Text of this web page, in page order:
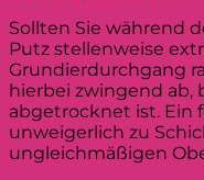
Sollten Sie während
Putz stellenweise
Grundierdurchgang
hierbei zwingend ab,
abgetrocknet ist. Ein
unweigerlich zu
ungleichmäßigen